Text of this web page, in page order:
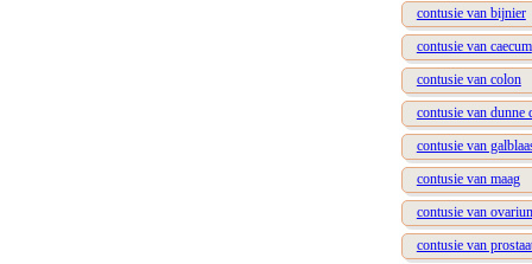
contusie van bijnier
contusie van caecum
contusie van colon
contusie van dunne
contusie van
contusie van maag
contusie van
contusie van